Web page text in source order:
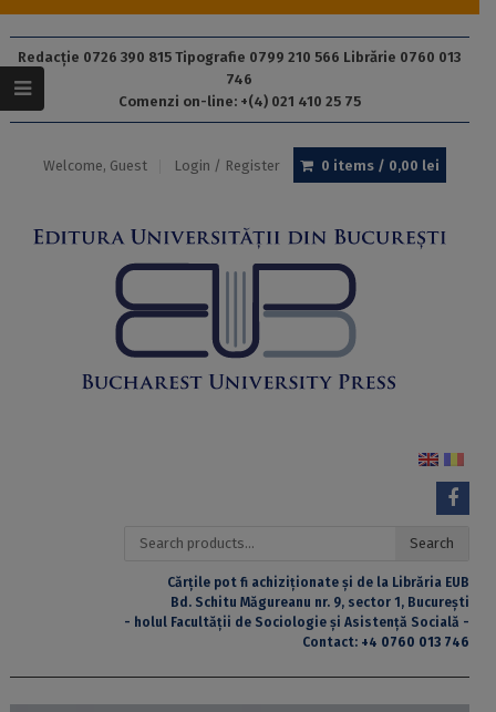
Redacție 0726 390 815 Tipografie 0799 210 566 Librărie 0760 013
746
Comenzi on-line: +(4) 021 410 25 75
Welcome, Guest Login / Register 0 items / 0,00 lei
Search
Search
Cărțile pot fi achiziționate și de la Librăria EUB
Bd. Schitu Măgureanu nr. 9, sector 1, București
- holul Facultății de Sociologie și Asistență Socială -
Contact: +4 0760 013 746